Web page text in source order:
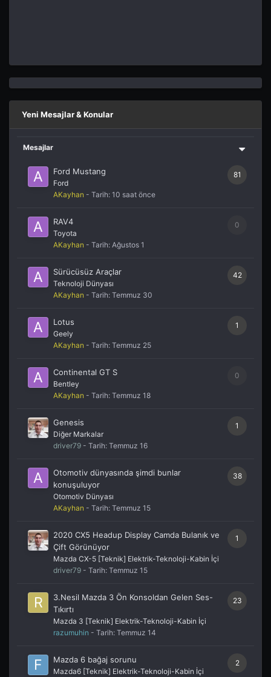
Yeni Mesajlar & Konular
Mesajlar
81
Ford Mustang
Ford
AKayhan - Tarih: 10 saat önce
0
RAV4
Toyota
AKayhan - Tarih: Ağustos 1
42
Sürücüsüz Araçlar
Teknoloji Dünyası
AKayhan - Tarih: Temmuz 30
1
Lotus
Geely
AKayhan - Tarih: Temmuz 25
0
Continental GT S
Bentley
AKayhan - Tarih: Temmuz 18
1
Genesis
Diğer Markalar
driver79 - Tarih: Temmuz 16
38
Otomotiv dünyasında şimdi bunlar
konuşuluyor
Otomotiv Dünyası
AKayhan - Tarih: Temmuz 15
1
2020 CX5 Headup Display Camda Bulanık ve
Çift Görünüyor
Mazda CX-5 [Teknik] Elektrik-Teknoloji-Kabin İçi
driver79 - Tarih: Temmuz 15
23
3.Nesil Mazda 3 Ön Konsoldan Gelen Ses-
Tıkırtı
Mazda 3 [Teknik] Elektrik-Teknoloji-Kabin İçi
razumuhin - Tarih: Temmuz 14
2
Mazda 6 bağaj sorunu
Mazda6 [Teknik] Elektrik-Teknoloji-Kabin İçi